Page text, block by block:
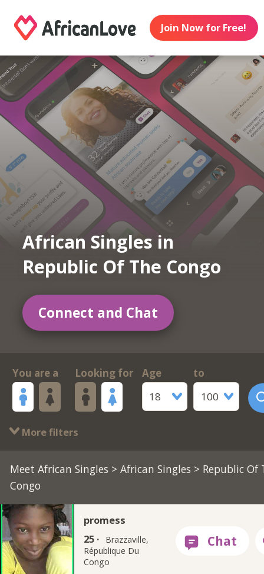
Join Now for Free!
African Singles in
Republic Of The Congo
Connect and Chat
You are a Looking for
Age
18
to
100
More filters
Meet African Singles >African Singles > Republic Of
Congo
promess
25 ·
Brazzaville,
République Du
Congo